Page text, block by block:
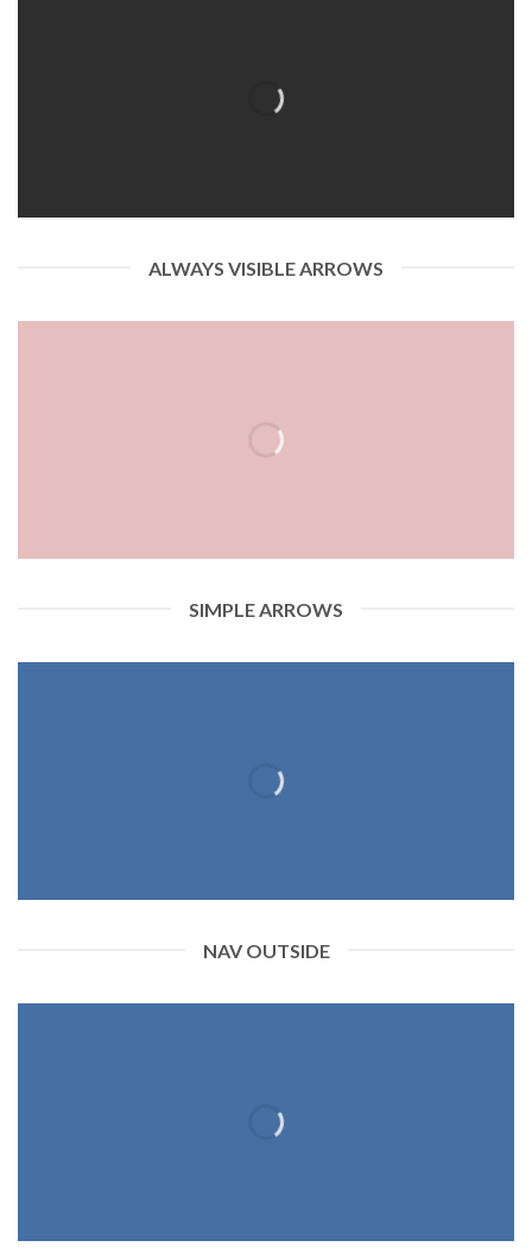
ALWAYS VISIBLE ARROWS
SIMPLE ARROWS
NAV OUTSIDE